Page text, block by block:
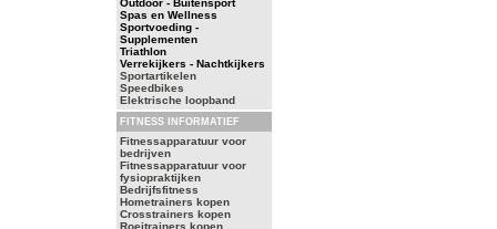
Outdoor - Buitensport
Spas en Wellness
Sportvoeding -
Supplementen
Triathlon
Verrekijkers - Nachtkijkers
Sportartikelen
Speedbikes
Elektrische loopband
FITNESS INFORMATIEF
Fitnessapparatuur voor
bedrijven
Fitnessapparatuur voor
fysiopraktijken
Bedrijfsfitness
Hometrainers kopen
Crosstrainers kopen
Roeitrainers kopen